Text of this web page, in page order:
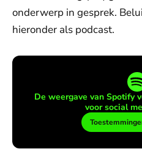
onderwerp in gesprek.
hieronder als podcast.
De weergave van Spotify
voor social